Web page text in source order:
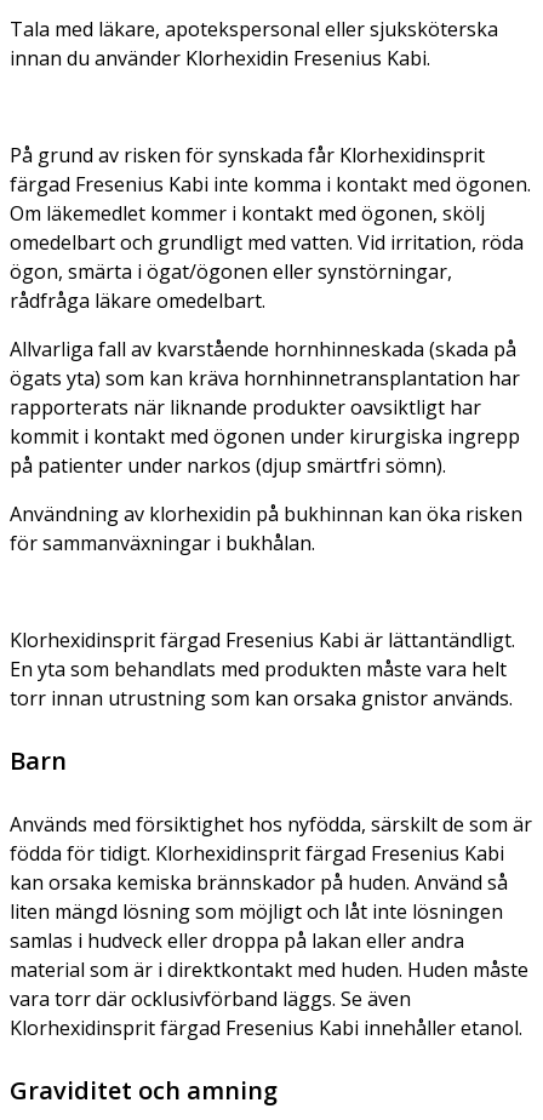
Tala med läkare, apotekspersonal eller sjuksköterska
innan du använder Klorhexidin Fresenius Kabi.
På grund av risken för synskada får Klorhexidinsprit
färgad Fresenius Kabi inte komma i kontakt med ögonen.
Om läkemedlet kommer i kontakt med ögonen, skölj
omedelbart och grundligt med vatten. Vid irritation, röda
ögon, smärta i ögat/ögonen eller synstörningar,
rådfråga läkare omedelbart.
Allvarliga fall av kvarstående hornhinneskada (skada på
ögats yta) som kan kräva hornhinnetransplantation har
rapporterats när liknande produkter oavsiktligt har
kommit i kontakt med ögonen under kirurgiska ingrepp
på patienter under narkos (djup smärtfri sömn).
Användning av klorhexidin på bukhinnan kan öka risken
för sammanväxningar i bukhålan.
Klorhexidinsprit färgad Fresenius Kabi är lättantändligt.
En yta som behandlats med produkten måste vara helt
torr innan utrustning som kan orsaka gnistor används.
Barn
Används med försiktighet hos nyfödda, särskilt de som är
födda för tidigt. Klorhexidinsprit färgad Fresenius Kabi
kan orsaka kemiska brännskador på huden. Använd så
liten mängd lösning som möjligt och låt inte lösningen
samlas i hudveck eller droppa på lakan eller andra
material som är i direktkontakt med huden. Huden måste
vara torr där ocklusivförband läggs. Se även
Klorhexidinsprit färgad Fresenius Kabi innehåller etanol.
Graviditet och amning